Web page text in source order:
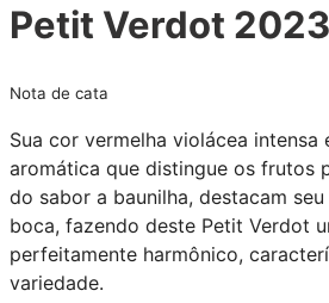
Petit Verdot 2023
Nota de cata
Sua cor vermelha violácea intensa
aromática que distingue os frutos
do sabor a baunilha, destacam
boca, fazendo deste Petit Verdot
perfeitamente harmônico,
variedade.